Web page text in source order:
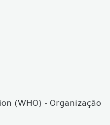
(WHO) - Organização